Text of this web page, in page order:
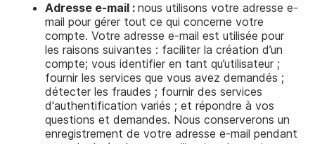
Adresse e-mail : nous utilisons votre adresse e-
mail pour gérer tout ce qui concerne votre
compte. Votre adresse e-mail est utilisée pour
les raisons suivantes : faciliter la création d’un
compte; vous identifier en tant qu’utilisateur ;
fournir les services que vous avez demandés ;
détecter les fraudes ; fournir des services
d'authentification variés ; et répondre à vos
questions et demandes. Nous conserverons un
enregistrement de votre adresse e-mail pendant